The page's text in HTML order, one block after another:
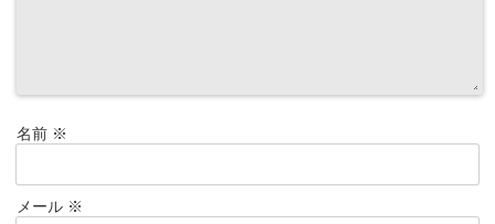
名前 ※
メール ※